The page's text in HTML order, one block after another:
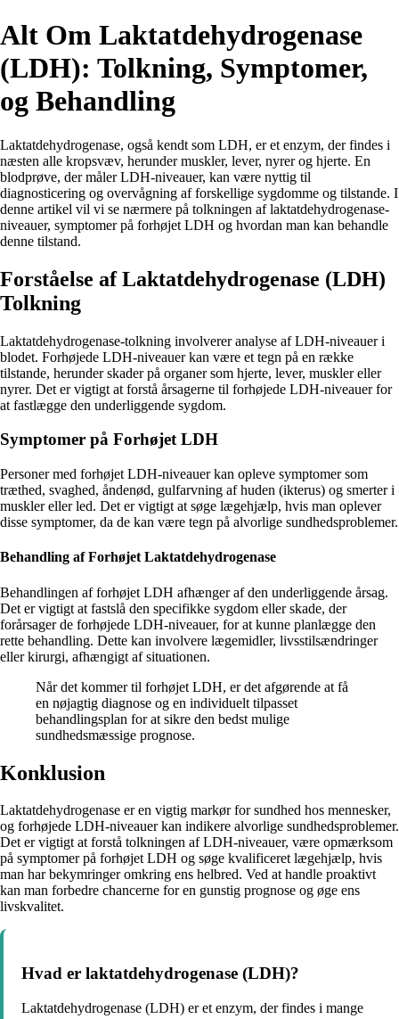
Alt Om Laktatdehydrogenase
(LDH): Tolkning, Symptomer,
og Behandling
Laktatdehydrogenase, også kendt som LDH, er et enzym, der findes i
næsten alle kropsvæv, herunder muskler, lever, nyrer og hjerte. En
blodprøve, der måler LDH-niveauer, kan være nyttig til
diagnosticering og overvågning af forskellige sygdomme og tilstande. I
denne artikel vil vi se nærmere på tolkningen af laktatdehydrogenase-
niveauer, symptomer på forhøjet LDH og hvordan man kan behandle
denne tilstand.
Forståelse af Laktatdehydrogenase (LDH)
Tolkning
Laktatdehydrogenase-tolkning involverer analyse af LDH-niveauer i
blodet. Forhøjede LDH-niveauer kan være et tegn på en række
tilstande, herunder skader på organer som hjerte, lever, muskler eller
nyrer. Det er vigtigt at forstå årsagerne til forhøjede LDH-niveauer for
at fastlægge den underliggende sygdom.
Symptomer på Forhøjet LDH
Personer med forhøjet LDH-niveauer kan opleve symptomer som
træthed, svaghed, åndenød, gulfarvning af huden (ikterus) og smerter i
muskler eller led. Det er vigtigt at søge lægehjælp, hvis man oplever
disse symptomer, da de kan være tegn på alvorlige sundhedsproblemer.
Behandling af Forhøjet Laktatdehydrogenase
Behandlingen af forhøjet LDH afhænger af den underliggende årsag.
Det er vigtigt at fastslå den specifikke sygdom eller skade, der
forårsager de forhøjede LDH-niveauer, for at kunne planlægge den
rette behandling. Dette kan involvere lægemidler, livsstilsændringer
eller kirurgi, afhængigt af situationen.
Når det kommer til forhøjet LDH, er det afgørende at få
en nøjagtig diagnose og en individuelt tilpasset
behandlingsplan for at sikre den bedst mulige
sundhedsmæssige prognose.
Konklusion
Laktatdehydrogenase er en vigtig markør for sundhed hos mennesker,
og forhøjede LDH-niveauer kan indikere alvorlige sundhedsproblemer.
Det er vigtigt at forstå tolkningen af LDH-niveauer, være opmærksom
på symptomer på forhøjet LDH og søge kvalificeret lægehjælp, hvis
man har bekymringer omkring ens helbred. Ved at handle proaktivt
kan man forbedre chancerne for en gunstig prognose og øge ens
livskvalitet.
Hvad er laktatdehydrogenase (LDH)?
Laktatdehydrogenase (LDH) er et enzym, der findes i mange